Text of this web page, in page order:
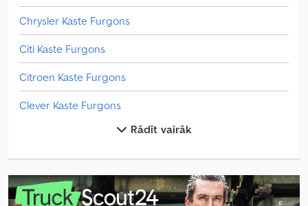
Chrysler Kaste Furgons
Citi Kaste Furgons
Citroen Kaste Furgons
Clever Kaste Furgons
Daf Kaste Furgons
Dodge Kaste Furgons
Rādīt vairāk